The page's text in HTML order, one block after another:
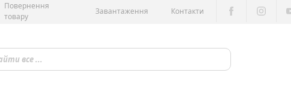
Повернення
товару
Завантаження Контакти